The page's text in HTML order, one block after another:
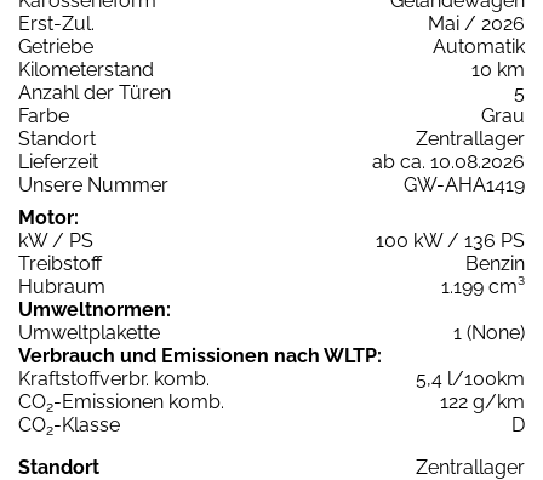
Erst-Zul.
Mai / 2026
Getriebe
Automatik
Kilometerstand
10 km
Anzahl der Türen
5
Farbe
Grau
Standort
Zentrallager
Lieferzeit
ab ca. 10.08.2026
Unsere Nummer
GW-AHA1419
Motor:
kW / PS
100 kW / 136 PS
Treibstoff
Benzin
Hubraum
1.199 cm³
Umweltnormen:
Umweltplakette
1 (None)
Verbrauch und Emissionen nach WLTP:
Kraftstoffverbr. komb.
5,4 l/100km
CO2-Emissionen komb.
122 g/km
CO2-Klasse
D
Standort
Zentrallager